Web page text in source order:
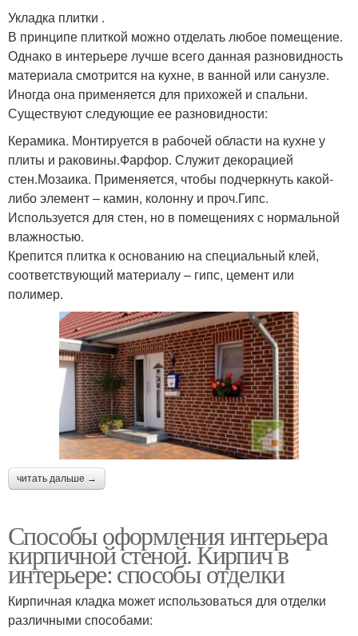
Укладка плитки .
В принципе плиткой можно отделать любое помещение.
Однако в интерьере лучше всего данная разновидность
материала смотрится на кухне, в ванной или санузле.
Иногда она применяется для прихожей и спальни.
Существуют следующие ее разновидности:
Керамика. Монтируется в рабочей области на кухне у
плиты и раковины.Фарфор. Служит декорацией
стен.Мозаика. Применяется, чтобы подчеркнуть какой-
либо элемент – камин, колонну и проч.Гипс.
Используется для стен, но в помещениях с нормальной
влажностью.
Крепится плитка к основанию на специальный клей,
соответствующий материалу – гипс, цемент или
полимер.
читать дальше →
Способы оформления интерьера
кирпичной стеной. Кирпич в
интерьере: способы отделки
Кирпичная кладка может использоваться для отделки
различными способами: